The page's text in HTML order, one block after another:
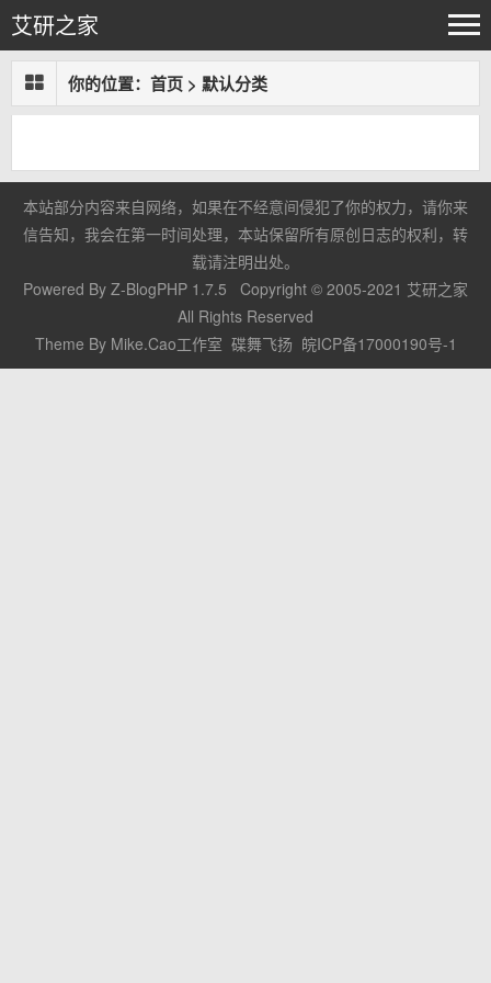
艾研之家
你的位置： 首页 > 默认分类
本站部分内容来自网络，如果在不经意间侵犯了你的权力，请你来
信告知，我会在第一时间处理，本站保留所有原创日志的权利，转
载请注明出处。
Powered By Z-BlogPHP 1.7.5 Copyright © 2005-2021 艾研之家
All Rights Reserved
Theme By Mike.Cao工作室 碟舞飞扬 皖ICP备17000190号-1